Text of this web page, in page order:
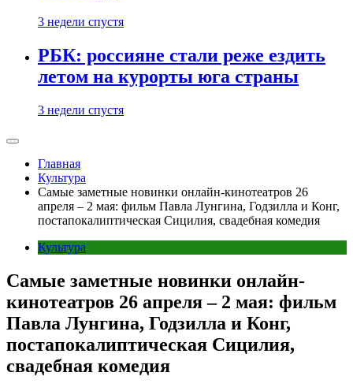
3 недели спустя
РБК: россияне стали реже ездить
летом на курорты юга страны
3 недели спустя
Главная
Культура
Самые заметные новинки онлайн-кинотеатров 26
апреля – 2 мая: фильм Павла Лунгина, Годзилла и Конг,
постапокалиптическая Сицилия, свадебная комедия
Культура
Самые заметные новинки онлайн-
кинотеатров 26 апреля – 2 мая: фильм
Павла Лунгина, Годзилла и Конг,
постапокалиптическая Сицилия,
свадебная комедия